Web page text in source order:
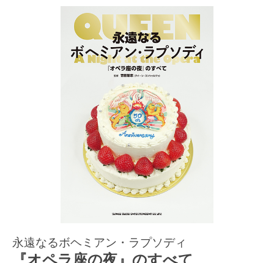
永遠なるボヘミアン・ラプソディ
『オペラ座の夜』のすべて